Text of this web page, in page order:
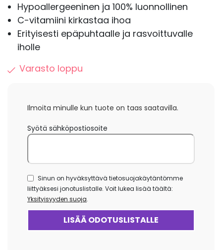
Hypoallergeeninen ja 100% luonnollinen
C-vitamiini kirkastaa ihoa
Erityisesti epäpuhtaalle ja rasvoittuvalle
iholle
Varasto loppu
Ilmoita minulle kun tuote on taas saatavilla.
Syötä sähköpostiosoite
Sinun on hyväksyttävä tietosuojakäytäntömme
liittyäksesi jonotuslistalle. Voit lukea lisää täältä:
Yksityisyyden suoja.